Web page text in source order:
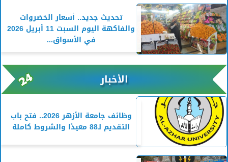
تحديث جديد.. أسعار الخضروات
والفاكهة اليوم السبت 11 أبريل 2026
في الأسواق...
الأخبار
وظائف جامعة الأزهر 2026.. فتح باب
التقديم لـ88 معيدًا والشروط كاملة